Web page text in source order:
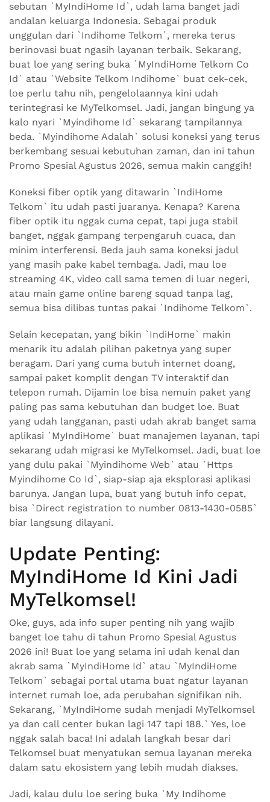
sebutan `MyIndiHome Id`, udah lama banget jadi
andalan keluarga Indonesia. Sebagai produk
unggulan dari `Indihome Telkom`, mereka terus
berinovasi buat ngasih layanan terbaik. Sekarang,
buat loe yang sering buka `MyIndiHome Telkom Co
Id` atau `Website Telkom Indihome` buat cek-cek,
loe perlu tahu nih, pengelolaannya kini udah
terintegrasi ke MyTelkomsel. Jadi, jangan bingung ya
kalo nyari `Myindihome Id` sekarang tampilannya
beda. `Myindihome Adalah` solusi koneksi yang terus
berkembang sesuai kebutuhan zaman, dan ini tahun
Promo Spesial Agustus 2026, semua makin canggih!
Koneksi fiber optik yang ditawarin `IndiHome
Telkom` itu udah pasti juaranya. Kenapa? Karena
fiber optik itu nggak cuma cepat, tapi juga stabil
banget, nggak gampang terpengaruh cuaca, dan
minim interferensi. Beda jauh sama koneksi jadul
yang masih pake kabel tembaga. Jadi, mau loe
streaming 4K, video call sama temen di luar negeri,
atau main game online bareng squad tanpa lag,
semua bisa dilibas tuntas pakai `Indihome Telkom`.
Selain kecepatan, yang bikin `IndiHome` makin
menarik itu adalah pilihan paketnya yang super
beragam. Dari yang cuma butuh internet doang,
sampai paket komplit dengan TV interaktif dan
telepon rumah. Dijamin loe bisa nemuin paket yang
paling pas sama kebutuhan dan budget loe. Buat
yang udah langganan, pasti udah akrab banget sama
aplikasi `MyIndiHome` buat manajemen layanan, tapi
sekarang udah migrasi ke MyTelkomsel. Jadi, buat loe
yang dulu pakai `Myindihome Web` atau `Https
Myindihome Co Id`, siap-siap aja eksplorasi aplikasi
barunya. Jangan lupa, buat yang butuh info cepat,
bisa `Direct registration to number 0813-1430-0585`
biar langsung dilayani.
Update Penting:
MyIndiHome Id Kini Jadi
MyTelkomsel!
Oke, guys, ada info super penting nih yang wajib
banget loe tahu di tahun Promo Spesial Agustus
2026 ini! Buat loe yang selama ini udah kenal dan
akrab sama `MyIndiHome Id` atau `MyIndiHome
Telkom` sebagai portal utama buat ngatur layanan
internet rumah loe, ada perubahan signifikan nih.
Sekarang, `MyIndiHome sudah menjadi MyTelkomsel
ya dan call center bukan lagi 147 tapi 188.` Yes, loe
nggak salah baca! Ini adalah langkah besar dari
Telkomsel buat menyatukan semua layanan mereka
dalam satu ekosistem yang lebih mudah diakses.
Jadi, kalau dulu loe sering buka `My Indihome